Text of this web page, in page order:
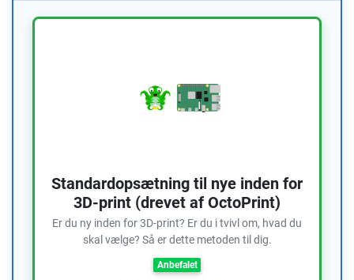
Standardopsætning til nye inden for
3D-print (drevet af OctoPrint)
Er du ny inden for 3D-print? Er du i tvivl om, hvad du
skal vælge? Så er dette metoden til dig.
Anbefalet